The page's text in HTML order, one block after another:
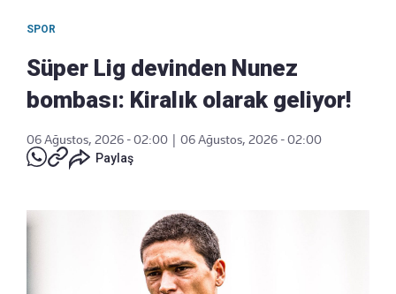
SPOR
Süper Lig devinden Nunez
bombası: Kiralık olarak geliyor!
06 Ağustos, 2026 - 02:00
06 Ağustos, 2026 - 02:00
Paylaş